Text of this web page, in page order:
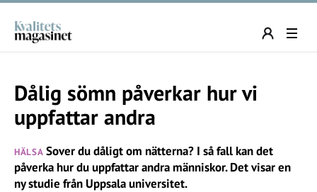
Dålig sömn påverkar hur vi
uppfattar andra
HÄLSA Sover du dåligt om nätterna? I så fall kan det
påverka hur du uppfattar andra människor. Det visar en
ny studie från Uppsala universitet.